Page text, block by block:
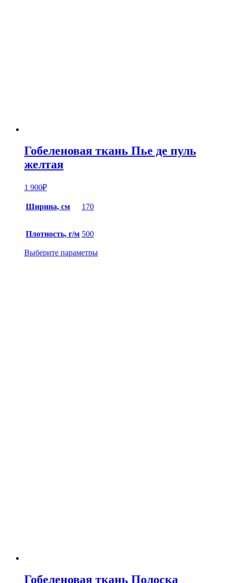
Гобеленовая ткань Пье де пуль
желтая
1 900₽
Ширина, см 170
Плотность, г/м 500
Выберите параметры
Гобеленовая ткань Полоска